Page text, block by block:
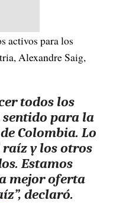
activos para los
Alexandre Saig,
todos los
para la
Colombia. Lo
y los otros
Estamos
mejor oferta
declaró.